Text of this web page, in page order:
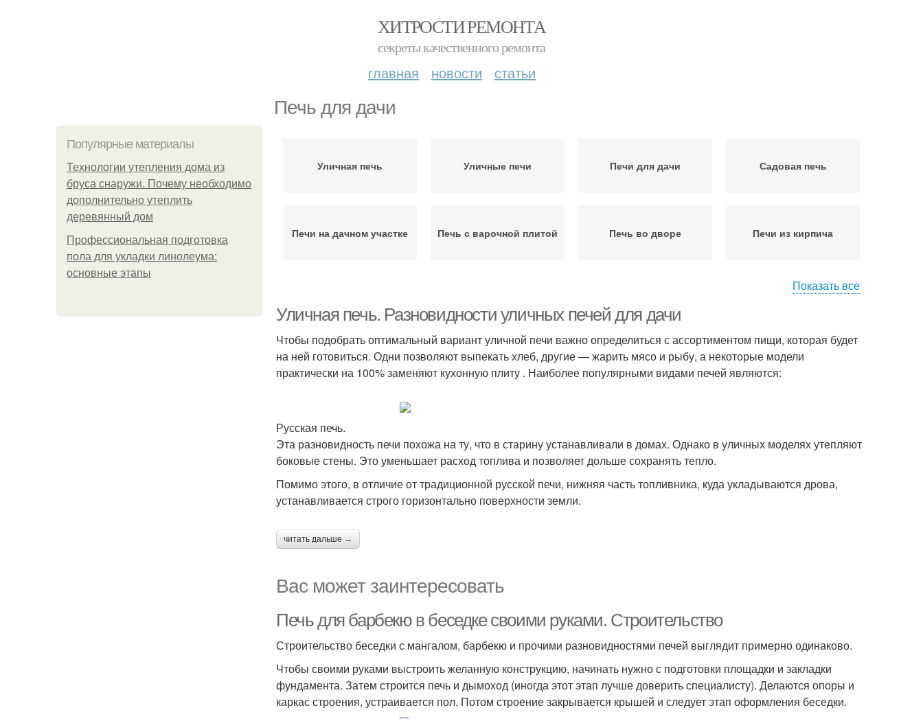
ХИТРОСТИ РЕМОНТА
секреты качественного ремонта
главная новости статьи
Печь для дачи
Популярные материалы
Технологии утепления дома из
бруса снаружи. Почему необходимо
дополнительно утеплить
деревянный дом
Профессиональная подготовка
пола для укладки линолеума:
основные этапы
Уличная печь Уличные печи Печи для дачи Садовая печь
Печи на дачном участке Печь с варочной плитой Печь во дворе Печи из кирпича
Показать все
Уличная печь. Разновидности уличных печей для дачи
Чтобы подобрать оптимальный вариант уличной печи важно определиться с ассортиментом пищи, которая будет
на ней готовиться. Одни позволяют выпекать хлеб, другие — жарить мясо и рыбу, а некоторые модели
практически на 100% заменяют кухонную плиту . Наиболее популярными видами печей являются:
Русская печь.
Эта разновидность печи похожа на ту, что в старину устанавливали в домах. Однако в уличных моделях утепляют
боковые стены. Это уменьшает расход топлива и позволяет дольше сохранять тепло.
Помимо этого, в отличие от традиционной русской печи, нижняя часть топливника, куда укладываются дрова,
устанавливается строго горизонтально поверхности земли.
читать дальше →
Вас может заинтересовать
Печь для барбекю в беседке своими руками. Строительство
Строительство беседки с мангалом, барбекю и прочими разновидностями печей выглядит примерно одинаково.
Чтобы своими руками выстроить желанную конструкцию, начинать нужно с подготовки площадки и закладки
фундамента. Затем строится печь и дымоход (иногда этот этап лучше доверить специалисту). Делаются опоры и
каркас строения, устраивается пол. Потом строение закрывается крышей и следует этап оформления беседки.